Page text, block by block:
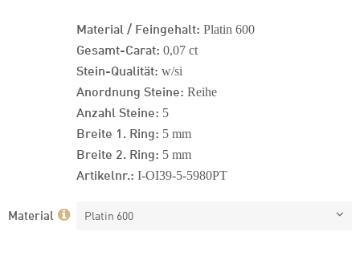
Material / Feingehalt: Platin 600
Gesamt-Carat: 0,07 ct
Stein-Qualität: w/si
Anordnung Steine: Reihe
Anzahl Steine: 5
Breite 1. Ring: 5 mm
Breite 2. Ring: 5 mm
Artikelnr.: I-OI39-5-5980PT
Material Platin 600